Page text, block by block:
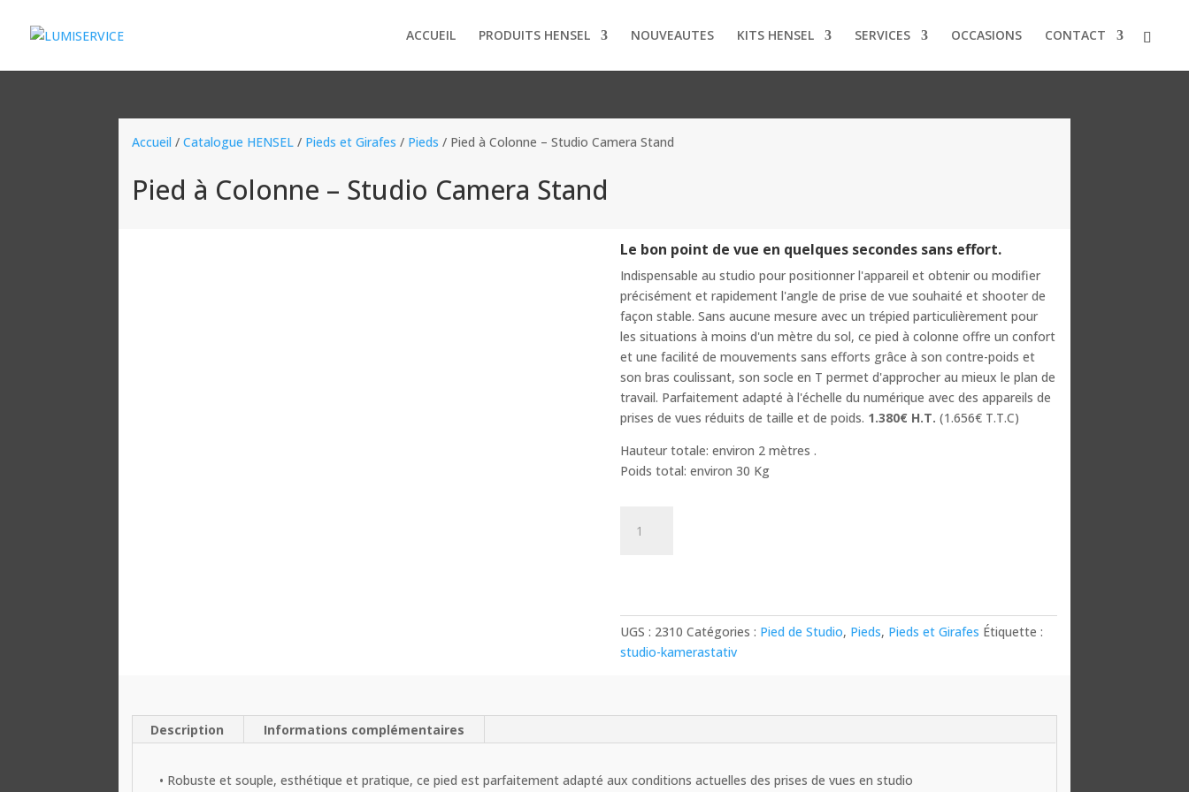
ACCUEIL PRODUITS HENSEL NOUVEAUTES KITS HENSEL SERVICES OCCASIONS CONTACT
Accueil /Catalogue HENSEL / Pieds et Girafes / Pieds / Pied à Colonne – Studio Camera Stand
Pied à Colonne – Studio Camera Stand
Le bon point de vue en quelques secondes sans effort.
Indispensable au studio pour positionner l'appareil et obtenir ou modifier
précisément et rapidement l'angle de prise de vue souhaité et shooter de
façon stable. Sans aucune mesure avec un trépied particulièrement pour
les situations à moins d'un mètre du sol, ce pied à colonne offre un confort
et une facilité de mouvements sans efforts grâce à son contre-poids et
son bras coulissant, son socle en T permet d'approcher au mieux le plan de
travail. Parfaitement adapté à l'échelle du numérique avec des appareils de
prises de vues réduits de taille et de poids. 1.380€ H.T. (1.656€ T.T.C)
Hauteur totale: environ 2 mètres .
Poids total: environ 30 Kg
-
Studio
Camera
UGS : 2310 Catégories : Pied de Studio, Pieds, Pieds et Girafes Étiquette :
studio-kamerastativ
Description Informations complémentaires
• Robuste et souple, esthétique et pratique, ce pied est parfaitement adapté aux conditions actuelles des prises de vues en studio